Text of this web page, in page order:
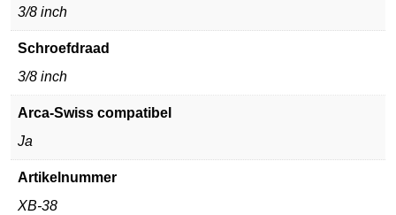
3/8 inch
Schroefdraad
3/8 inch
Arca-Swiss compatibel
Ja
Artikelnummer
XB-38